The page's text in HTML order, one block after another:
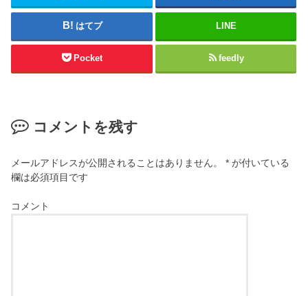
はてブ LINE
Pocket feedly
コメントを残す
メールアドレスが公開されることはありません。 * が付いている
欄は必須項目です
コメント